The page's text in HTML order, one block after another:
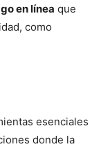
en línea que
como
esenciales
donde la